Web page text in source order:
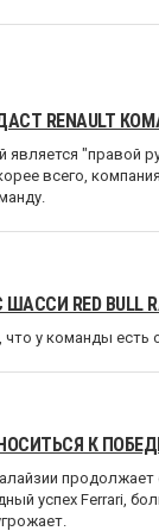
RENAULT
"правой
всего,
RED BULL
у команды
К ПОБЕДЕ
успех Ferrari,